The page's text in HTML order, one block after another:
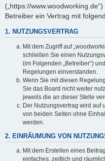
(„https://
Betreiber ein Vertrag mit
1. NUTZUNGSVERTRAG
Mit dem Zugriff auf
schließen Sie einen
(im Folgenden „Betreiber“)
Regelungen einverstanden.
Wenn Sie mit diesen
Sie das Board nicht weiter
jeweils die an dieser Stelle
Der Nutzungsvertrag wird auf
von beiden Seiten ohne
werden.
2. EINRÄUMUNG VON
Mit dem Erstellen eines
einfaches, zeitlich und